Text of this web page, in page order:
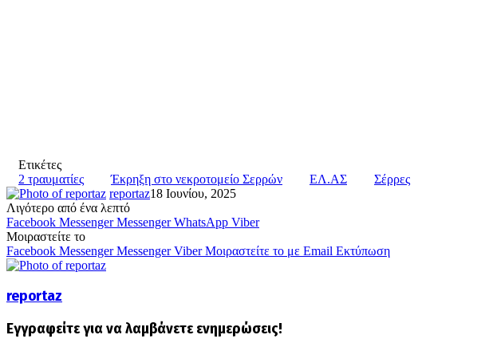
Ετικέτες
2 τραυματίες
Έκρηξη στο νεκροτομείο Σερρών ΕΛ.ΑΣ
Σέρρες
reportaz18 Ιουνίου, 2025
Λιγότερο από ένα λεπτό
Facebook Messenger Messenger WhatsApp Viber
Μοιραστείτε το
Facebook Messenger Messenger Viber Μοιραστείτε το με Email Εκτύπωση
reportaz
Εγγραφείτε για να λαμβάνετε ενημερώσεις!